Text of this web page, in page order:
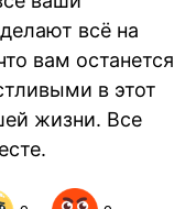
всё на
вам останется
в этот
жизни. Все